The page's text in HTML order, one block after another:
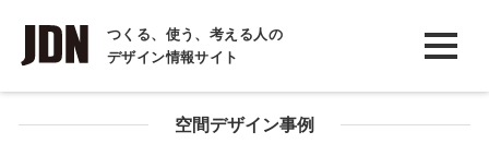
つくる、使う、考える人の
デザイン情報サイト
INTERVIEW
インタビュー
REPORT 空間デザイン事例